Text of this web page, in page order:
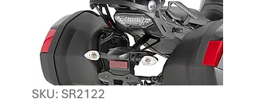
SKU: SR2122